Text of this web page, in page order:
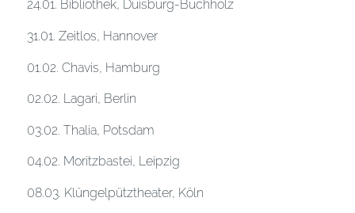
24.01. Bibliothek, Duisburg-Buchholz
31.01. Zeitlos, Hannover
01.02. Chavis, Hamburg
02.02. Lagari, Berlin
03.02. Thalia, Potsdam
04.02. Moritzbastei, Leipzig
08.03. Klüngelpütztheater, Köln